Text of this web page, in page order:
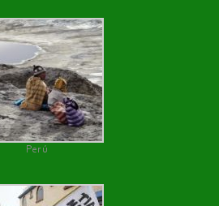
Perú